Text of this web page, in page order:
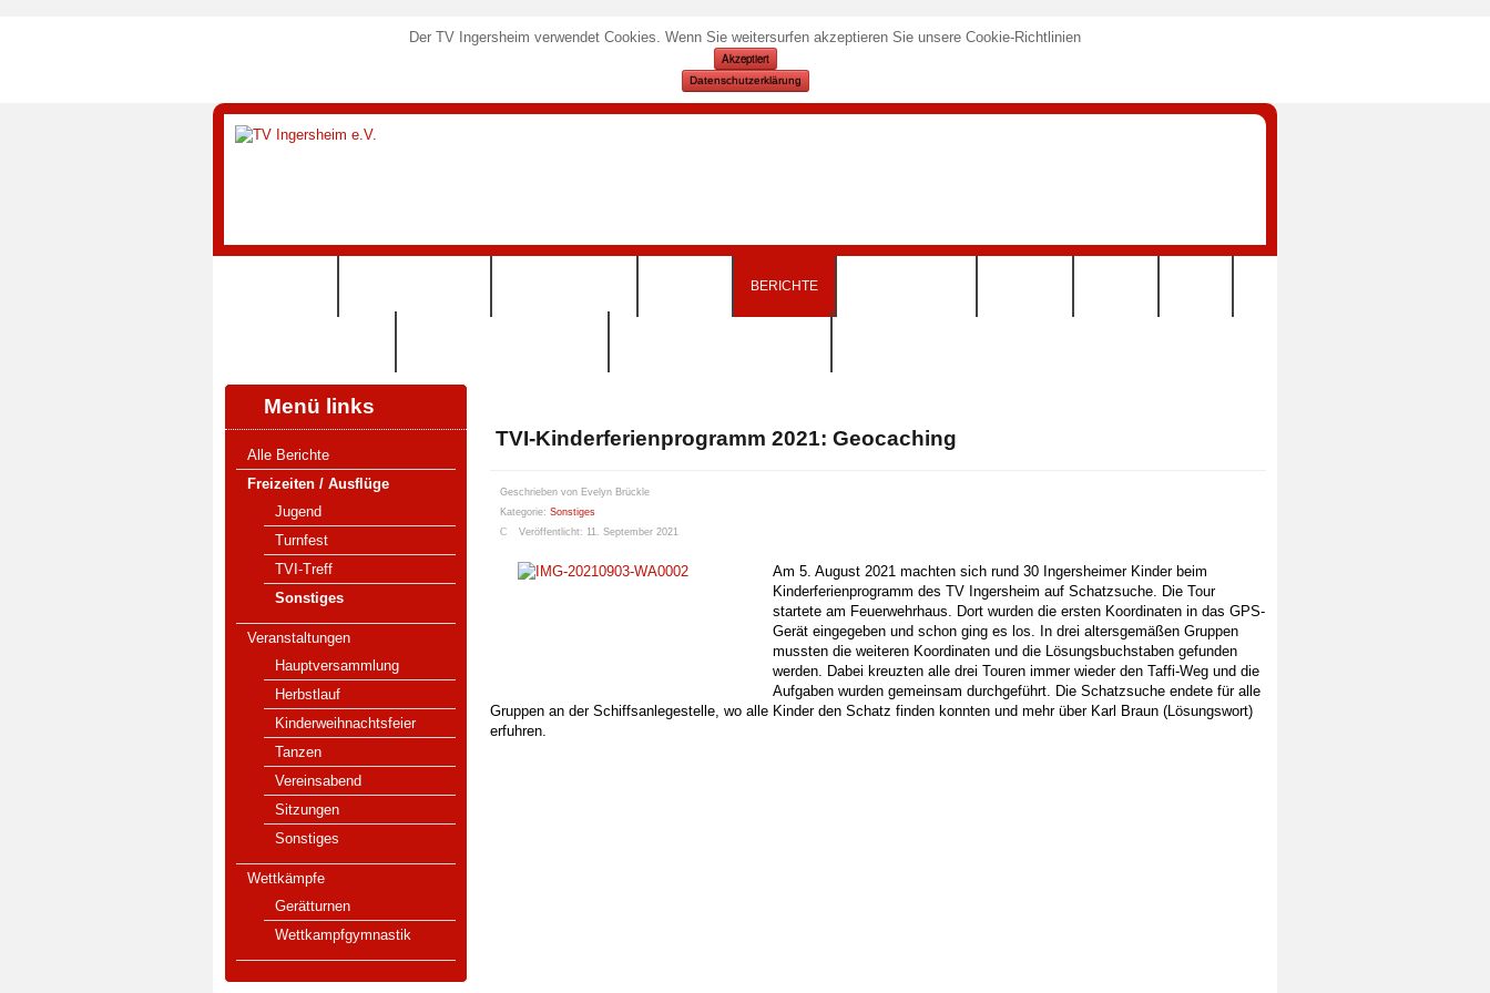
Der TV Ingersheim verwendet Cookies. Wenn Sie weitersurfen akzeptieren Sie unsere Cookie-Richtlinien
Akzeptiert
Datenschutzerklärung
BERICHTE
Menü links
Alle Berichte
Freizeiten / Ausflüge
Jugend
Turnfest
TVI-Treff
Sonstiges
Veranstaltungen
Hauptversammlung
Herbstlauf
Kinderweihnachtsfeier
Tanzen
Vereinsabend
Sitzungen
Sonstiges
Wettkämpfe
Gerätturnen
Wettkampfgymnastik
TVI-Kinderferienprogramm 2021: Geocaching
Geschrieben von Evelyn Brückle
Kategorie: Sonstiges
Veröffentlicht: 11. September 2021
Am 5. August 2021 machten sich rund 30 Ingersheimer Kinder beim
Kinderferienprogramm des TV Ingersheim auf Schatzsuche. Die Tour
startete am Feuerwehrhaus. Dort wurden die ersten Koordinaten in das GPS-
Gerät eingegeben und schon ging es los. In drei altersgemäßen Gruppen
mussten die weiteren Koordinaten und die Lösungsbuchstaben gefunden
werden. Dabei kreuzten alle drei Touren immer wieder den Taffi-Weg und die
Aufgaben wurden gemeinsam durchgeführt. Die Schatzsuche endete für alle
Gruppen an der Schiffsanlegestelle, wo alle Kinder den Schatz finden konnten und mehr über Karl Braun (Lösungswort)
erfuhren.